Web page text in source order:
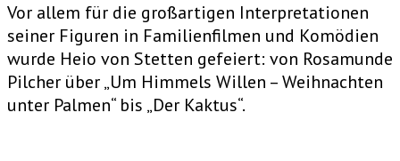
Vor allem für die großartigen Interpretationen
seiner Figuren in Familienfilmen und Komödien
wurde Heio von Stetten gefeiert: von Rosamunde
Pilcher über „Um Himmels Willen – Weihnachten
unter Palmen“ bis „Der Kaktus“.